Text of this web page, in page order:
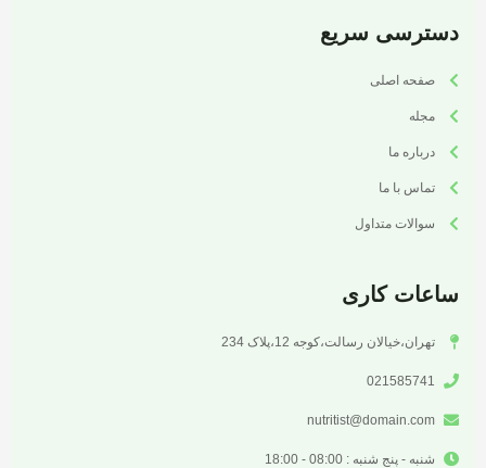
دسترسی سریع
صفحه اصلی
مجله
درباره ما
تماس با ما
سوالات متداول
ساعات کاری
تهران،خیالان رسالت،کوجه 12،پلاک 234
021585741
nutritist@domain.com
شنبه - پنج شنبه : 08:00 - 18:00